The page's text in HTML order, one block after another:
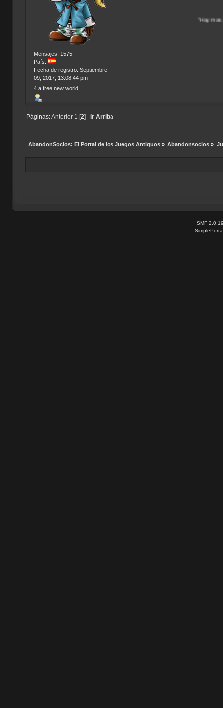
Mensajes: 1575
País:
Fecha de registro: Septiembre
09, 2017, 13:08:44 pm
4 a free new world
"Hay mas de un
Páginas:Anterior 1 2] Ir Arriba
AbandonSocios: El Portal de los Juegos Antiguos» Abandonsocios »
SMF 2.0.19